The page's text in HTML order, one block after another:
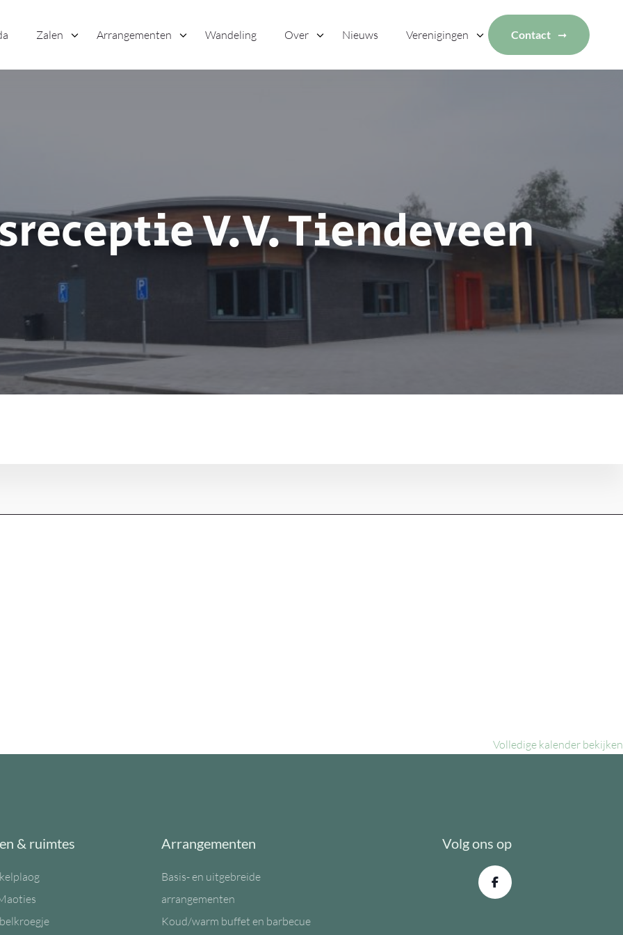
Zalen Arrangementen Wandeling Over Nieuws Verenigingen Contact
V.V. Tiendeveen
Volledige kalender bekijken
& ruimtes Arrangementen
Basis- en uitgebreide
arrangementen
Koud/warm buffet en barbecue
Volg ons op